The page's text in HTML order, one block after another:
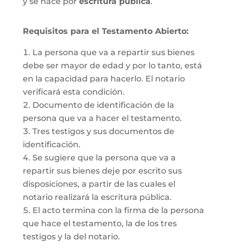
Requisitos para el Testamento Abierto:
La persona que va a repartir sus bienes
debe ser mayor de edad y por lo tanto, está
en la capacidad para hacerlo. El notario
verificará esta condición.
Documento de identificación de la
persona que va a hacer el testamento.
Tres testigos y sus documentos de
identificación.
Se sugiere que la persona que va a
repartir sus bienes deje por escrito sus
disposiciones, a partir de las cuales el
notario realizará la escritura pública.
El acto termina con la firma de la persona
que hace el testamento, la de los tres
testigos y la del notario.